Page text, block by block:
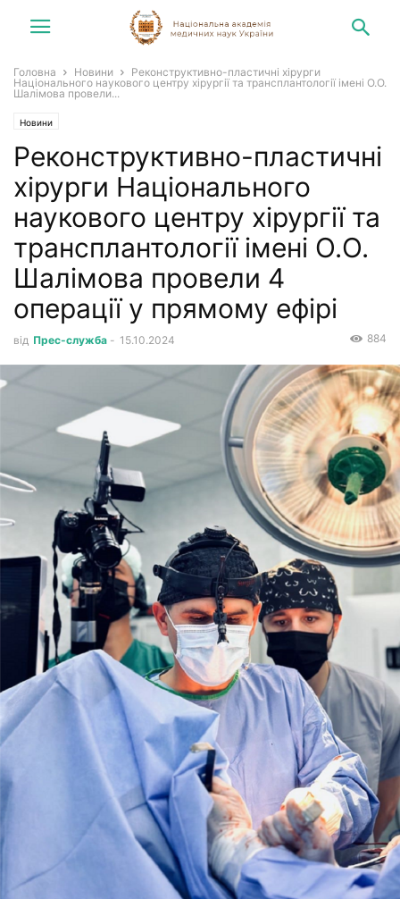
Головна Новини
Реконструктивно-пластичні хірурги
Національного наукового центру хірургії та трансплантології імені О.О.
Шалімова провели...
Новини
Реконструктивно-пластичні
хірурги Національного
наукового центру хірургії та
трансплантології імені О.О.
Шалімова провели 4
операції у прямому ефірі
від Прес-служба - 15.10.2024 884